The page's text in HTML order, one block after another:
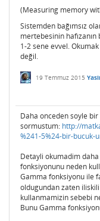
(Measuring memory
Sistemden bağımsız
mertebesinin
1-2 sene evvel.
değil.
19 Temmuz 2015
Daha onceden soyle
sormustum: http://
%241-5%24-bir-bucuk-
Detayli okumadim
fonksiyonunu neden
Gamma fonksiyonu ile
oldugundan zaten
kullanmamizin sebebi
Bunu Gamma